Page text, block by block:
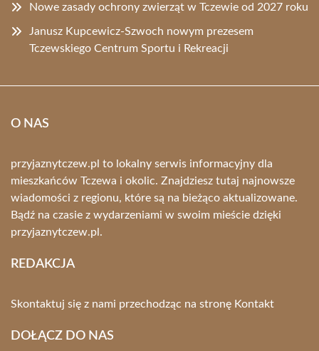
Nowe zasady ochrony zwierząt w Tczewie od 2027 roku
Janusz Kupcewicz-Szwoch nowym prezesem
Tczewskiego Centrum Sportu i Rekreacji
O NAS
przyjaznytczew.pl to lokalny serwis informacyjny dla
mieszkańców Tczewa i okolic. Znajdziesz tutaj najnowsze
wiadomości z regionu, które są na bieżąco aktualizowane.
Bądź na czasie z wydarzeniami w swoim mieście dzięki
przyjaznytczew.pl.
REDAKCJA
Skontaktuj się z nami przechodząc na stronę Kontakt
DOŁĄCZ DO NAS